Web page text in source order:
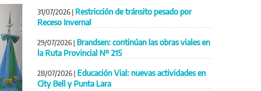
Siguiente31/07/2026 | Restricción de tránsito pesado por
Receso Invernal
29/07/2026 | Brandsen: continúan las obras viales en
la Ruta Provincial Nº 215
28/07/2026 | Educación Vial: nuevas actividades en
City Bell y Punta Lara